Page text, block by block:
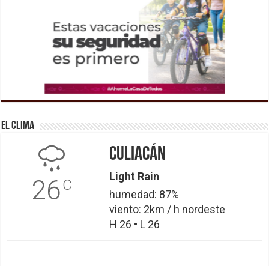
El Clima
26C
Culiacán
Light Rain
humedad: 87%
viento: 2km / h nordeste
H 26 • L 26